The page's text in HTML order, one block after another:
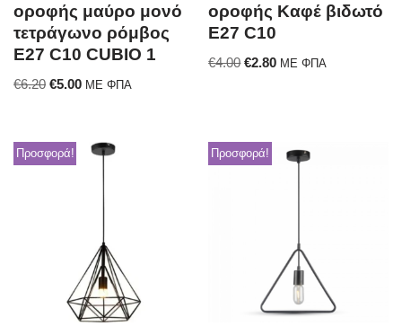
οροφής μαύρο μονό
τετράγωνο ρόμβος
Ε27 C10 CUBIO 1
€6.20 €5.00 ΜΕ ΦΠΑ
οροφής Καφέ βιδωτό
E27 C10
€4.00 €2.80 ΜΕ ΦΠΑ
Προσφορά! Προσφορά!